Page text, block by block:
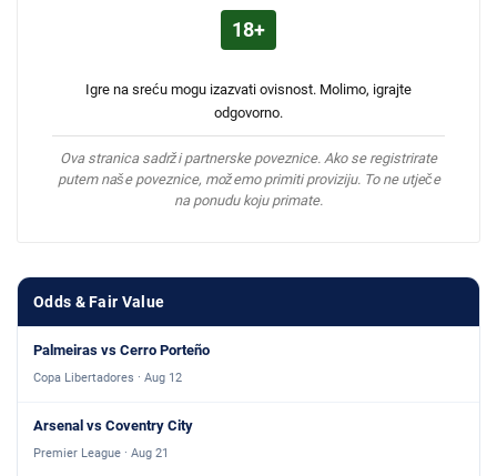
18+
Igre na sreću mogu izazvati ovisnost. Molimo, igrajte
odgovorno.
Ova stranica sadrži partnerske poveznice. Ako se registrirate
putem naše poveznice, možemo primiti proviziju. To ne utječe
na ponudu koju primate.
Odds & Fair Value
Palmeiras vs Cerro Porteño
Copa Libertadores · Aug 12
Arsenal vs Coventry City
Premier League · Aug 21